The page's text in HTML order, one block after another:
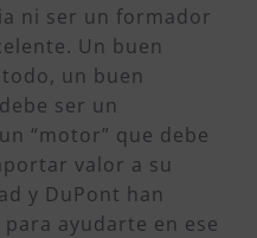
ni ser un formador
Un buen
un buen
ser un
“motor” que debe
valor a su
y DuPont han
ayudarte en ese